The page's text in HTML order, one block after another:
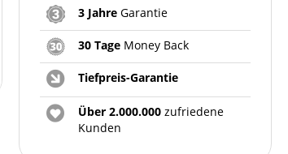
3 Jahre Garantie
30 Tage Money Back
Tiefpreis-Garantie
Über 2.000.000 zufriedene
Kunden